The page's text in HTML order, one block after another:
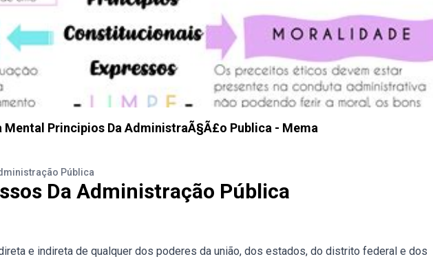
Mental Principios Da AdministraÃ§Ã£o Publica - Mema
Pública
Da Administração Pública
e indireta de qualquer dos poderes da união, dos estados, do distrito federal e dos